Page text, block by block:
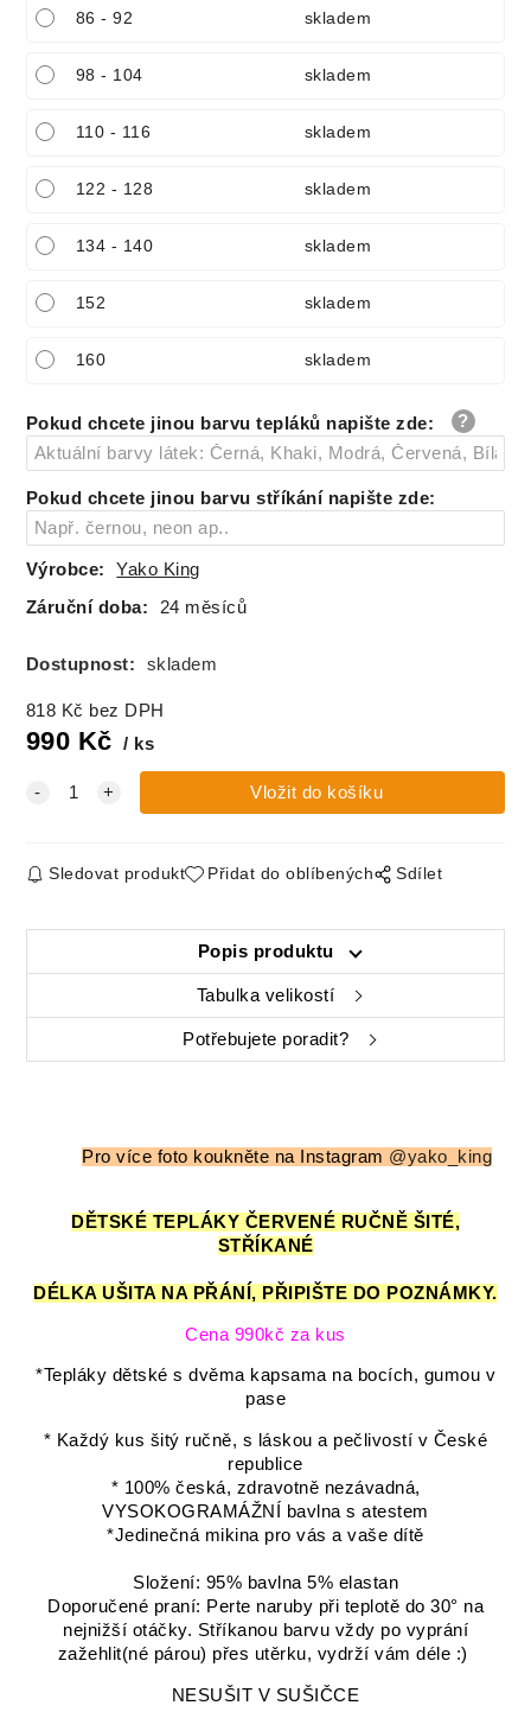
86 - 92 skladem
98 - 104 skladem
110 - 116 skladem
122 - 128 skladem
134 - 140 skladem
152 skladem
160 skladem
Pokud chcete jinou barvu tepláků napište zde:
Pokud chcete jinou barvu stříkání napište zde:
Výrobce: Yako King
Záruční doba: 24 měsíců
Dostupnost: skladem
818 Kč bez DPH
990 Kč ks
Sledovat produkt Přidat do oblíbených Sdílet
Popis produktu
Tabulka velikostí
Potřebujete poradit?
Pro více foto koukněte na Instagram @yako_king
DĚTSKÉ TEPLÁKY ČERVENÉ RUČNĚ ŠITÉ,
STŘÍKANÉ
DÉLKA UŠITA NA PŘÁNÍ, PŘIPIŠTE DO POZNÁMKY.
Cena 990kč za kus
*Tepláky dětské s dvěma kapsama na bocích, gumou v
pase
* Každý kus šitý ručně, s láskou a pečlivostí v České
republice
* 100% česká, zdravotně nezávadná,
VYSOKOGRAMÁŽNÍ bavlna s atestem
*Jedinečná mikina pro vás a vaše dítě
Složení: 95% bavlna 5% elastan
Doporučené praní: Perte naruby při teplotě do 30° na
nejnižší otáčky. Stříkanou barvu vždy po vyprání
zažehlit(né párou) přes utěrku, vydrží vám déle :)
NESUŠIT V SUŠIČCE